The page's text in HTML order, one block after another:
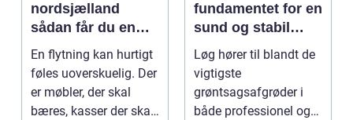
nordsjælland
sådan får du en
tryg og effektiv
flytning
En flytning kan hurtigt
føles uoverskuelig. Der
er møbler, der skal
bæres, kasser der skal
fundamentet for en
sund og stabil
løgavl
Løg hører til blandt de
vigtigste
grøntsagsafgrøder i
både professionel og